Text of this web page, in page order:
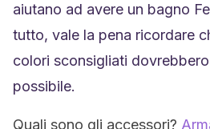
aiutano ad avere un bagno
tutto, vale la pena ricordare
colori sconsigliati
possibile.
Quali sono gli accessori?